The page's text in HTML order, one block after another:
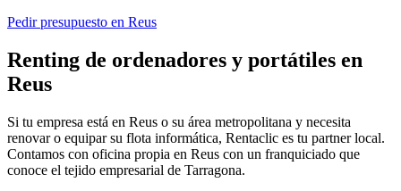
Pedir presupuesto en Reus
Renting de ordenadores y portátiles en
Reus
Si tu empresa está en Reus o su área metropolitana y necesita
renovar o equipar su flota informática, Rentaclic es tu partner local.
Contamos con oficina propia en Reus con un franquiciado que
conoce el tejido empresarial de Tarragona.